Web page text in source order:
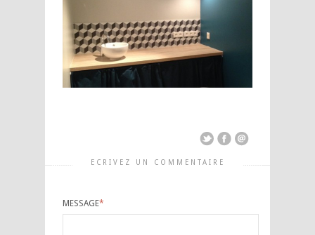
ECRIVEZ UN COMMENTAIRE
MESSAGE*